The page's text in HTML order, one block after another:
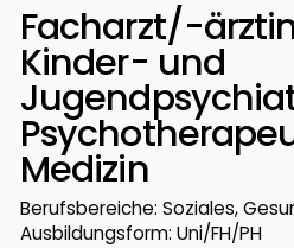
Facharzt/-
Kinder- und
Medizin
Berufsbereiche: Soziales,
Ausbildungsform: Uni/FH/PH